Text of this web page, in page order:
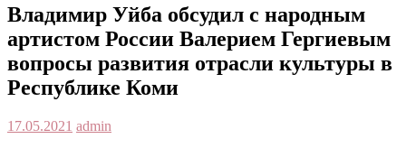
Владимир Уйба обсудил с народным
артистом России Валерием Гергиевым
вопросы развития отрасли культуры в
Республике Коми
17.05.2021 admin